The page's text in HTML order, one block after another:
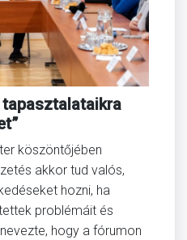
köszöntőjében
akkor tud valós,
hozni, ha
problémáit és
hogy a fórumon